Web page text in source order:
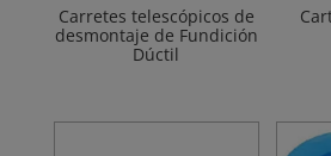
Carretes telescópicos de
desmontaje de Fundición
Dúctil